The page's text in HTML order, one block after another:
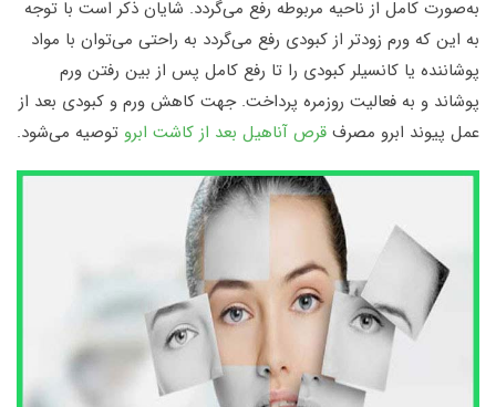
به‌صورت کامل از ناحیه مربوطه رفع می‌گردد. شایان ذکر است با توجه
به این که ورم زودتر از کبودی رفع می‌گردد به راحتی می‌توان با مواد
پوشاننده یا کانسیلر کبودی را تا رفع کامل پس از بین رفتن ورم
پوشاند و به فعالیت روزمره پرداخت. جهت کاهش ورم و کبودی بعد از
عمل پیوند ابرو مصرف قرص آناهیل بعد از کاشت ابرو توصیه می‌شود.